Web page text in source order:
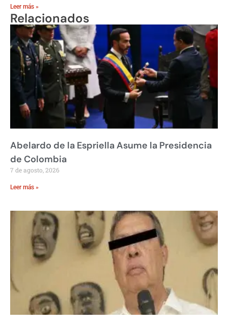
Leer más »
Relacionados
Abelardo de la Espriella Asume la Presidencia
de Colombia
7 de agosto, 2026
Leer más »